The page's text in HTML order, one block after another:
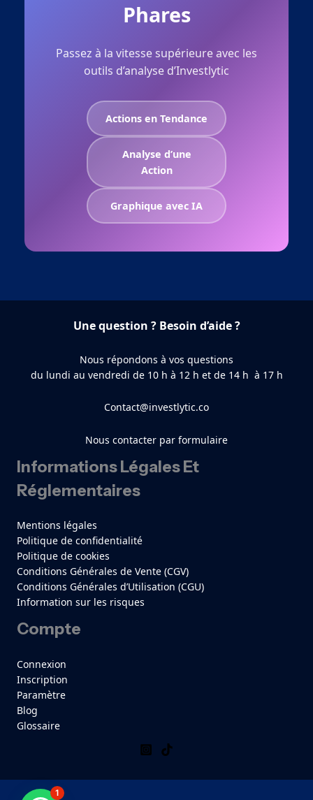
Phares
Passez à la vitesse supérieure avec les
outils d’analyse d’Investlytic
Actions en Tendance
Analyse d’une
Action
Graphique avec IA
Une question ? Besoin d’aide ?
Nous répondons à vos questions
du lundi au vendredi de 10 h à 12 h et de 14 h à 17 h
Contact@investlytic.co
Nous contacter par formulaire
Informations Légales Et
Réglementaires
Mentions légales
Politique de confidentialité
Politique de cookies
Conditions Générales de Vente (CGV)
Conditions Générales d’Utilisation (CGU)
Information sur les risques
Compte
Connexion
Inscription
Paramètre
Blog
Glossaire
1